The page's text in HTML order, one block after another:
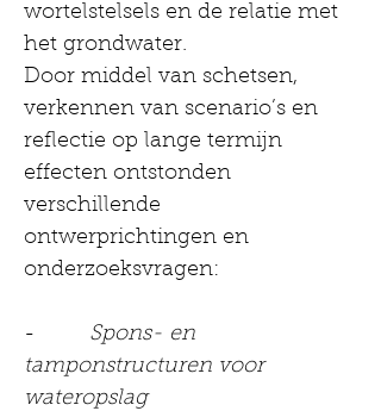
wortelstelsels en de relatie met
het grondwater.
Door middel van schetsen,
verkennen van scenario’s en
reflectie op lange termijn
effecten ontstonden
verschillende
ontwerprichtingen en
onderzoeksvragen:
- Spons- en
tamponstructuren voor
wateropslag